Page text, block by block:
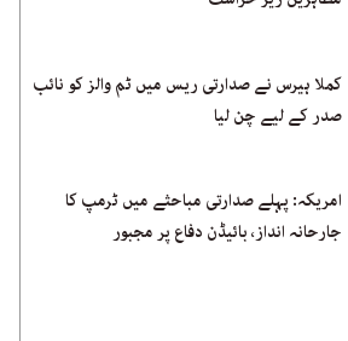
کملا ہیرس نے صدارتی ریس میں ٹم والز کو نائب
صدر کے لیے چن لیا
امریکہ: پہلے صدارتی مباحثے میں ٹرمپ کا
جارحانہ انداز، بائیڈن دفاع پر مجبور